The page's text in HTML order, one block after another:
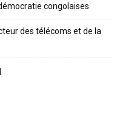
congolaises
des télécoms et de la